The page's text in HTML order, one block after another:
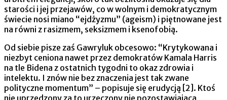
starości i jej przejawów, co w wolnym i demokratycznym
świecie nosi miano “ejdżyzmu” (ageism) i piętnowane jest
na równi z rasizmem, seksizmem i ksenofobią.
Od siebie pisze zaś Gawryluk obcesowo: “Krytykowana i
niezbyt ceniona nawet przez demokratów Kamala Harris
na tle Bidena z ostatnich tygodni to okaz zdrowia i
intelektu. I znów nie bez znaczenia jest tak zwane
polityczne momentum” – popisuje się erudycją [2]. Ktoś